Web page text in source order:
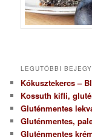
LEGUTÓBBI
Kókusztekercs –
Kossuth kifli,
Gluténmentes
Gluténmentes,
Gluténmentes